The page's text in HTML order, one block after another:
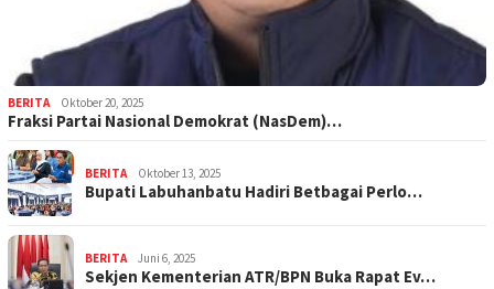
BERITA Oktober 20, 2025
Fraksi Partai Nasional Demokrat (NasDem)…
BERITA Oktober 13, 2025
Bupati Labuhanbatu Hadiri Betbagai Perlo…
BERITA Juni 6, 2025
Sekjen Kementerian ATR/BPN Buka Rapat Ev…